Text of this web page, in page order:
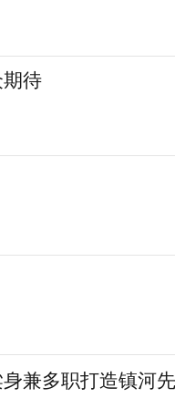
待
兼多职打造镇河